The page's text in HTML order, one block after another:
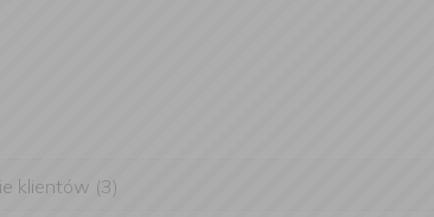
klientów (3)